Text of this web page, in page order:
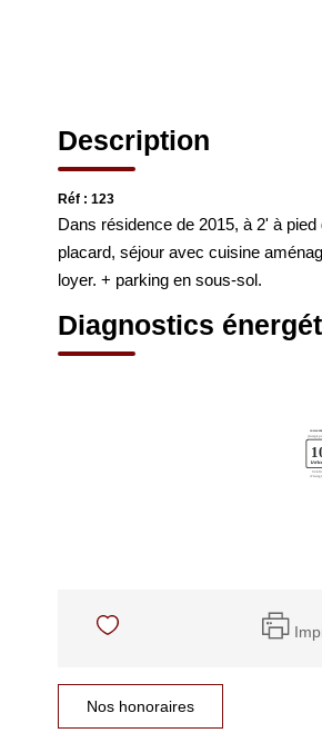
Description
Réf : 123
Dans résidence de 2015, à 2' à
placard, séjour avec cuisine
loyer. + parking en sous-sol.
Diagnostics
Nos honoraires